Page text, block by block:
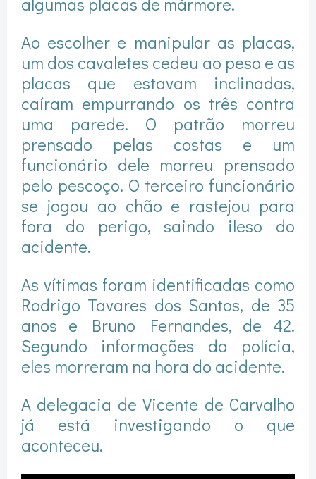
Ao escolher e manipular as placas,
um dos cavaletes cedeu ao peso e as
placas que estavam inclinadas,
caíram empurrando os três contra
uma parede. O patrão morreu
prensado pelas costas e um
funcionário dele morreu prensado
pelo pescoço. O terceiro funcionário
se jogou ao chão e rastejou para
fora do perigo, saindo ileso do
acidente.
As vítimas foram identificadas como
Rodrigo Tavares dos Santos, de 35
anos e Bruno Fernandes, de 42.
Segundo informações da polícia,
eles morreram na hora do acidente.
A delegacia de Vicente de Carvalho
já está investigando o que
aconteceu.